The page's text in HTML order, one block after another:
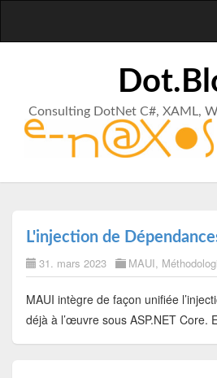
Consulting DotNet C#, XAML,
L'injection de
31. mars 2023 MAUI,
MAUI intègre de façon unifiée
déjà à l’œuvre sous ASP.NET Core.